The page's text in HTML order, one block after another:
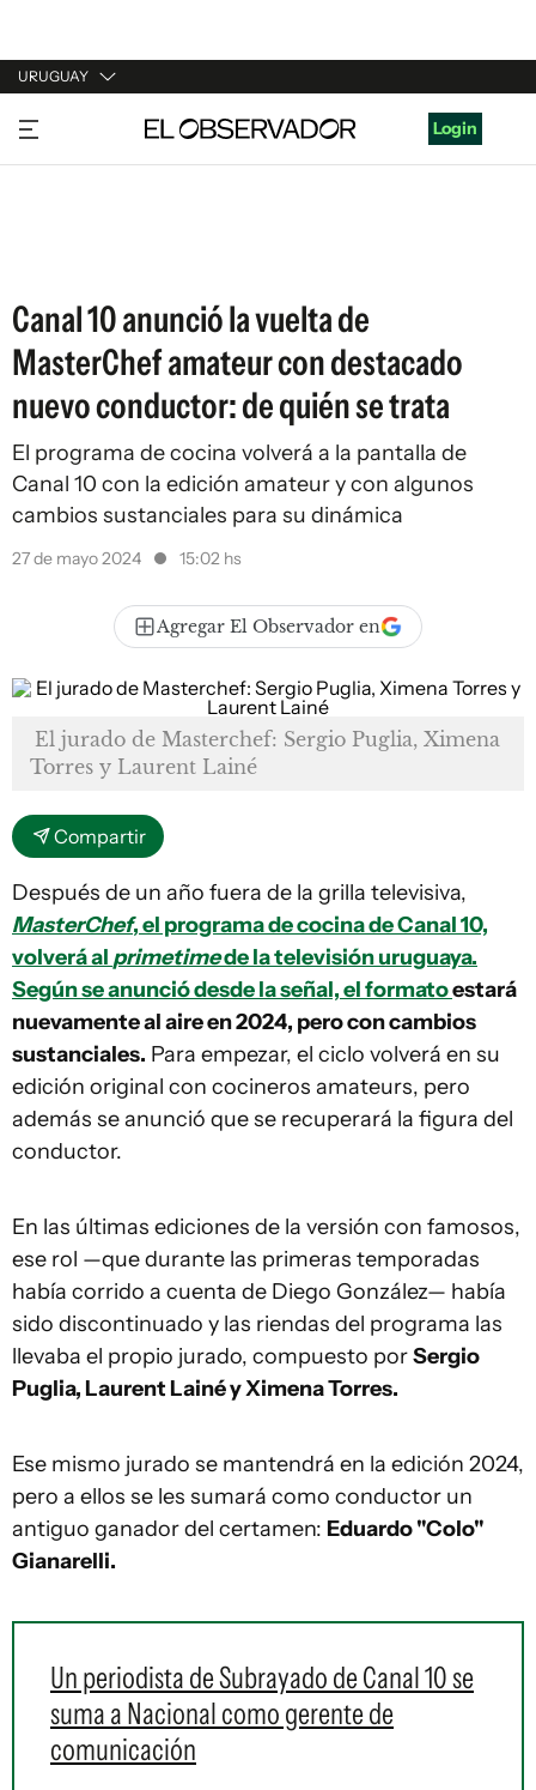
URUGUAY
URUGUAY
ARGENTINA
Login
Canal 10 anunció la vuelta de
MasterChef amateur con destacado
nuevo conductor: de quién se trata
El programa de cocina volverá a la pantalla de
Canal 10 con la edición amateur y con algunos
cambios sustanciales para su dinámica
27 de mayo 2024 15:02 hs
Agregar El Observador en
El jurado de Masterchef: Sergio Puglia, Ximena
Torres y Laurent Lainé
Compartir
Después de un año fuera de la grilla televisiva,
MasterChef, el programa de cocina de Canal 10,
volverá al primetimede la televisión uruguaya.
Según se anunció desde la señal, el formatoestará
nuevamente al aire en 2024, pero con cambios
sustanciales. Para empezar, el ciclo volverá en su
edición original con cocineros amateurs, pero
además se anunció que se recuperará la figura del
conductor.
En las últimas ediciones de la versión con famosos,
ese rol —que durante las primeras temporadas
había corrido a cuenta de Diego González— había
sido discontinuado y las riendas del programa las
llevaba el propio jurado, compuesto porSergio
Puglia, Laurent Lainé y Ximena Torres.
Ese mismo jurado se mantendrá en la edición 2024,
pero a ellos se les sumará como conductor un
antiguo ganador del certamen: Eduardo "Colo"
Gianarelli.
Un periodista de Subrayado de Canal 10 se
suma a Nacional como gerente de
comunicación